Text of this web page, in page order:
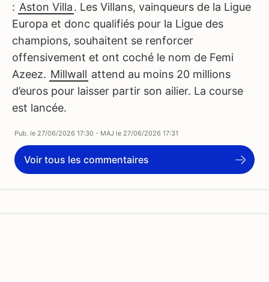
: Aston Villa. Les Villans, vainqueurs de la Ligue
Europa et donc qualifiés pour la Ligue des
champions, souhaitent se renforcer
offensivement et ont coché le nom de Femi
Azeez. Millwall attend au moins 20 millions
d’euros pour laisser partir son ailier. La course
est lancée.
Pub. le 27/06/2026 17:30 - MAJ le 27/06/2026 17:31
Voir tous les commentaires